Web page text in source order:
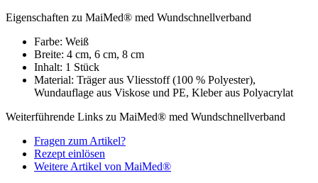
Eigenschaften zu MaiMed® med Wundschnellverband
Farbe: Weiß
Breite: 4 cm, 6 cm, 8 cm
Inhalt: 1 Stück
Material: Träger aus Vliesstoff (100 % Polyester),
Wundauflage aus Viskose und PE, Kleber aus Polyacrylat
Weiterführende Links zu MaiMed® med Wundschnellverband
Fragen zum Artikel?
Rezept einlösen
Weitere Artikel von MaiMed®